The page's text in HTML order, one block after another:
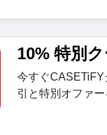
10% 特別
今すぐCASETiFY
引と特別オファー